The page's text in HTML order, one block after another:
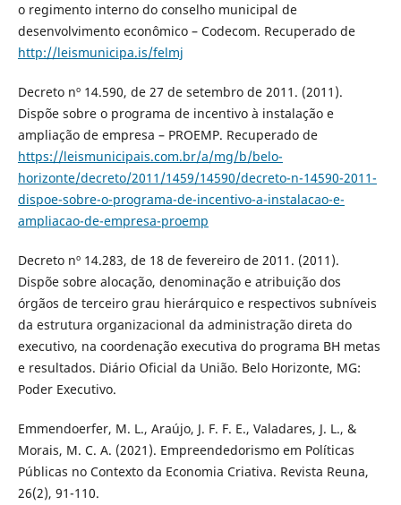
o regimento interno do conselho municipal de
desenvolvimento econômico – Codecom. Recuperado de
http://leismunicipa.is/felmj
Decreto nº 14.590, de 27 de setembro de 2011. (2011).
Dispõe sobre o programa de incentivo à instalação e
ampliação de empresa – PROEMP. Recuperado de
https://leismunicipais.com.br/a/mg/b/belo-
horizonte/decreto/2011/1459/14590/decreto-n-14590-2011-
dispoe-sobre-o-programa-de-incentivo-a-instalacao-e-
ampliacao-de-empresa-proemp
Decreto nº 14.283, de 18 de fevereiro de 2011. (2011).
Dispõe sobre alocação, denominação e atribuição dos
órgãos de terceiro grau hierárquico e respectivos subníveis
da estrutura organizacional da administração direta do
executivo, na coordenação executiva do programa BH metas
e resultados. Diário Oficial da União. Belo Horizonte, MG:
Poder Executivo.
Emmendoerfer, M. L., Araújo, J. F. F. E., Valadares, J. L., &
Morais, M. C. A. (2021). Empreendedorismo em Políticas
Públicas no Contexto da Economia Criativa. Revista Reuna,
26(2), 91-110.